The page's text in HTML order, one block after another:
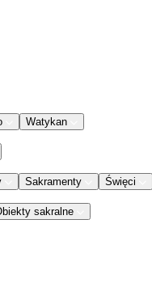
Watykan
Sakramenty Święci
sakralne